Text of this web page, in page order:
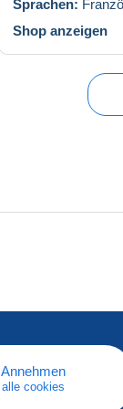
Sprachen:
Shop anzeigen
Annehmen
alle cookies